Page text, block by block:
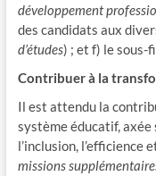
développement
des candidats aux
d’études) ; et f) le sous-
Contribuer à la
Il est attendu la
système éducatif, axée
l’inclusion, l’efficience
missions